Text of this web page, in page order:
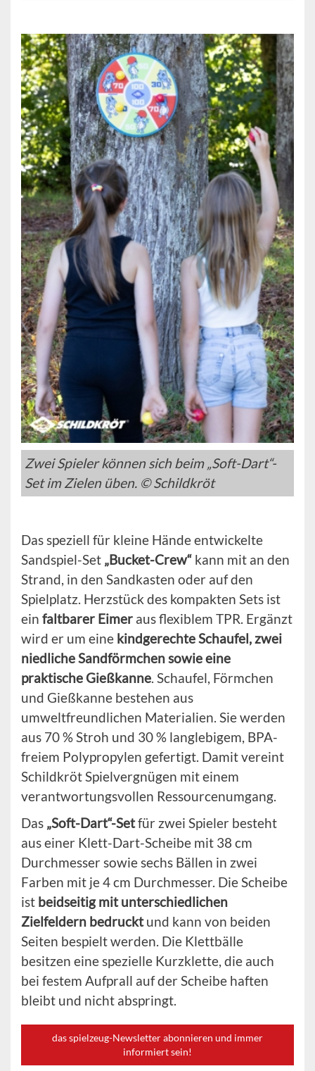
Zwei Spieler können sich beim „Soft-Dart“-
Set im Zielen üben. © Schildkröt
Das speziell für kleine Hände entwickelte
Sandspiel-Set „Bucket-Crew“ kann mit an den
Strand, in den Sandkasten oder auf den
Spielplatz. Herzstück des kompakten Sets ist
ein faltbarer Eimer aus flexiblem TPR. Ergänzt
wird er um eine kindgerechte Schaufel, zwei
niedliche Sandförmchen sowie eine
praktische Gießkanne. Schaufel, Förmchen
und Gießkanne bestehen aus
umweltfreundlichen Materialien. Sie werden
aus 70 % Stroh und 30 % langlebigem, BPA-
freiem Polypropylen gefertigt. Damit vereint
Schildkröt Spielvergnügen mit einem
verantwortungsvollen Ressourcenumgang.
Das „Soft-Dart“-Setfür zwei Spieler besteht
aus einer Klett-Dart-Scheibe mit 38 cm
Durchmesser sowie sechs Bällen in zwei
Farben mit je 4 cm Durchmesser. Die Scheibe
ist beidseitig mit unterschiedlichen
Zielfeldern bedrucktund kann von beiden
Seiten bespielt werden. Die Klettbälle
besitzen eine spezielle Kurzklette, die auch
bei festem Aufprall auf der Scheibe haften
bleibt und nicht abspringt.
das spielzeug-Newsletter abonnieren und immer
informiert sein!